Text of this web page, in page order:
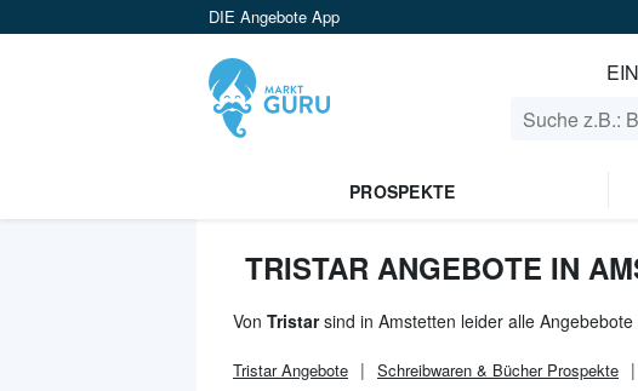
DIE Angebote App
EIN
PROSPEKTE
TRISTAR ANGEBOTE IN
Von Tristarsind in Amstetten leider alle Angebebote
TristarAngebote Schreibwaren & BücherProspekte